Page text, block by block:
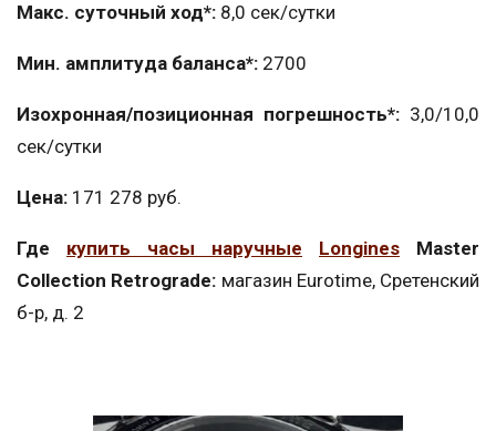
Макс. суточный ход*: 8,0 сек/сутки
Мин. амплитуда баланса*: 2700
Изохронная/позиционная погрешность*: 3,0/10,0
сек/сутки
Цена: 171 278 руб.
Где купить часы наручные Longines Master
Collection Retrograde: магазин Eurotime, Сретенский
б-р, д. 2